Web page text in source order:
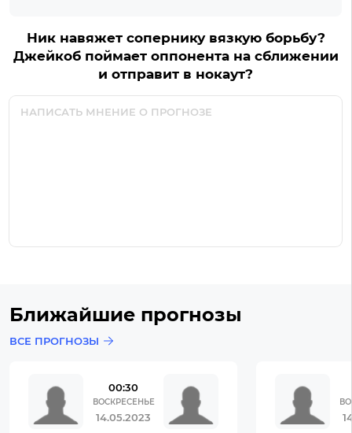
Ник навяжет сопернику вязкую борьбу?
Джейкоб поймает оппонента на сближении
и отправит в нокаут?
Ближайшие прогнозы
ВСЕ ПРОГНОЗЫ
00:30
ВОСКРЕСЕНЬЕ
14.05.2023